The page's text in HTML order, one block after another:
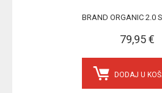
BRAND ORGANIC 2.0
79,95 €
DODAJ U